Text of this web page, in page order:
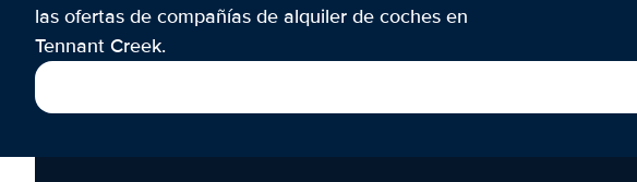
las ofertas de compañías de alquiler de coches en
Tennant Creek.